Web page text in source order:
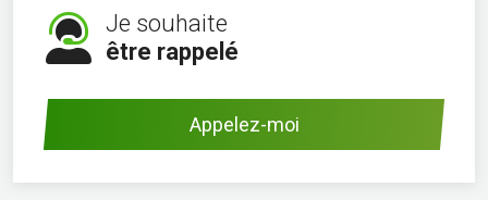
Je souhaite
être rappelé
Appelez-moi